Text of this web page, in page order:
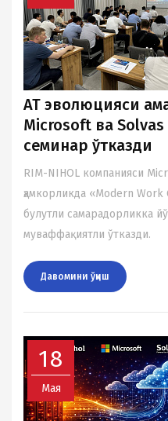
АТ эволюцияси
Microsoft ва
семинар ўтказди
RIM-NIHOL компанияси
ҳамкорликда «Modern
булутли самарадорликка
муваффақиятли ўтказди.
Давомини ўқиш
18
Мая